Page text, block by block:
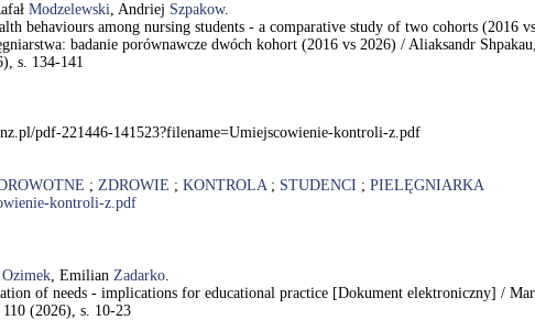
Modzelewski, Andriej Szpakow.
behaviours among nursing students - a comparative study of two cohorts (2016
badanie porównawcze dwóch kohort (2016 vs 2026) / Aliaksandr
s. 134-141
pdf-221446-141523?filename=Umiejscowienie-kontroli-z.pdf
; ZDROWIE ; KONTROLA; STUDENCI ; PIELĘGNIARKA
kontroli-z.pdf
Ozimek, Emilian Zadarko.
of needs - implications for educational practice [Dokument elektroniczny] /
(2026), s. 10-23